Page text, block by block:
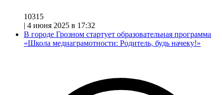
10315
| 4 июня 2025 в 17:32
В городе Грозном стартует образовательная программа
«Школа медиаграмотности: Родитель, будь начеку!»